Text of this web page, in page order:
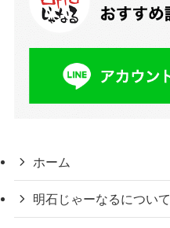
ホーム
明石じゃーなるについて